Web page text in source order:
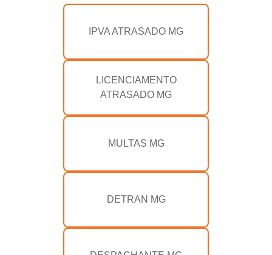
IPVA ATRASADO MG
LICENCIAMENTO
ATRASADO MG
MULTAS MG
DETRAN MG